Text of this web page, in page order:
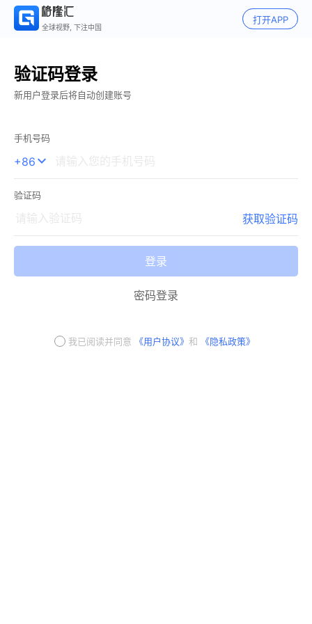
全球视野, 下注中国
打开APP
验证码登录
新用户登录后将自动创建账号
手机号码
+86 
验证码
获取验证码
登录
密码登录
我已阅读并同意 《用户协议》 和 《隐私政策》